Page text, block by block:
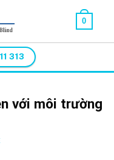
0
313
với môi trường